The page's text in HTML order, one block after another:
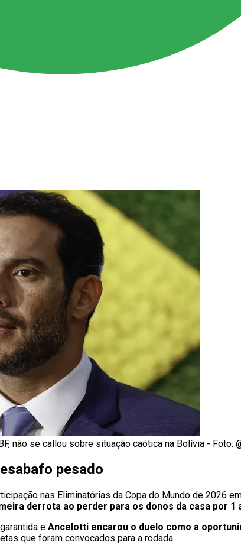
não se callou sobre situação caótica na Bolívia - Foto:
pesado
nas Eliminatórias da Copa do Mundo de 2026
derrota ao perder para os donos da casa por 1
e Ancelotti encarou o duelo como a
que foram convocados para a rodada.